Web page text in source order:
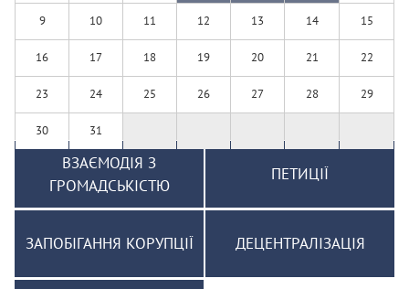
9 10 11 12 13 14 15
16 17 18 19 20 21 22
23 24 25 26 27 28 29
30 31
ВЗАЄМОДІЯ З
ГРОМАДСЬКІСТЮ
ПЕТИЦІЇ
ЗАПОБІГАННЯ КОРУПЦІЇ ДЕЦЕНТРАЛІЗАЦІЯ